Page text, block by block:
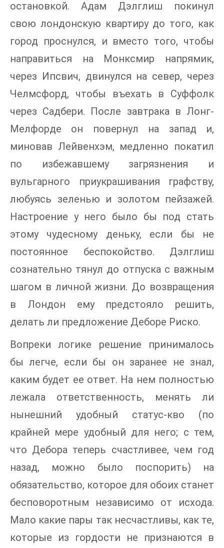
остановкой. Адам Дэлглиш покинул
свою лондонскую квартиру до того, как
город проснулся, и вместо того, чтобы
направиться на Монксмир напрямик,
через Ипсвич, двинулся на север, через
Челмсфорд, чтобы въехать в Суффолк
через Садбери. После завтрака в Лонг-
Мелфорде он повернул на запад и,
миновав Лейвенхэм, медленно покатил
по избежавшему загрязнения и
вульгарного приукрашивания графству,
любуясь зеленью и золотом пейзажей.
Настроение у него было бы под стать
этому чудесному деньку, если бы не
постоянное беспокойство. Дэлглиш
сознательно тянул до отпуска с важным
шагом в личной жизни. До возвращения
в Лондон ему предстояло решить,
делать ли предложение Деборе Риско.
Вопреки логике решение принималось
бы легче, если бы он заранее не знал,
каким будет ее ответ. На нем полностью
лежала ответственность, менять ли
нынешний удобный статус-кво (по
крайней мере удобный для него; с тем,
что Дебора теперь счастливее, чем год
назад, можно было поспорить) на
обязательство, которое для обоих станет
бесповоротным независимо от исхода.
Мало какие пары так несчастливы, как те,
которые из гордости не признаются в